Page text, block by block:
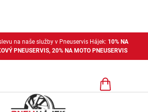
na naše služby v Pneuservis Hájek: 10% NA
PNEUSERVIS, 20% NA MOTO PNEUSERVIS
Nákupní